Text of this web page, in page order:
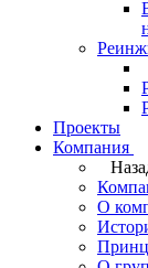
Проекты
Компания
О